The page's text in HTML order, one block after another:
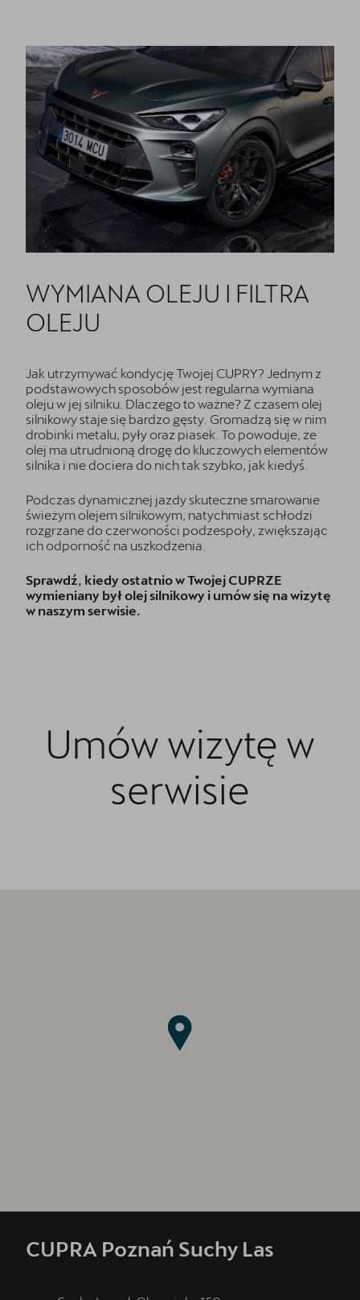
WYMIANA OLEJU I FILTRA
OLEJU
Jak utrzymywać kondycję Twojej CUPRY? Jednym z
podstawowych sposobów jest regularna wymiana
oleju w jej silniku. Dlaczego to ważne? Z czasem olej
silnikowy staje się bardzo gęsty. Gromadzą się w nim
drobinki metalu, pyły oraz piasek. To powoduje, że
olej ma utrudnioną drogę do kluczowych elementów
silnika i nie dociera do nich tak szybko, jak kiedyś.
Podczas dynamicznej jazdy skuteczne smarowanie
świeżym olejem silnikowym, natychmiast schłodzi
rozgrzane do czerwoności podzespoły, zwiększając
ich odporność na uszkodzenia.
Sprawdź, kiedy ostatnio w Twojej CUPRZE
wymieniany był olej silnikowy i umów się na wizytę
w naszym serwisie.
Umów wizytę w
serwisie
CUPRA Poznań Suchy Las